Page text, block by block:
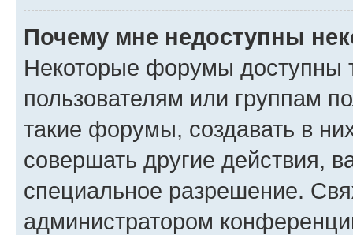
Почему мне недоступны
Некоторые форумы доступны
пользователям или группам
такие форумы, создавать в
совершать другие действия,
специальное разрешение.
администратором